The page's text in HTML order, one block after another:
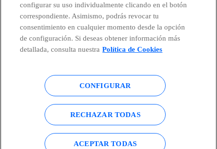
Canal de Denuncias
Centro Global Transparencia
© Telefónica S.A. Configurar cookies
Política de cookies Aviso legal
Accesibilidad Política de privacidad
configurar su uso individualmente clicando en el botón
correspondiente. Asimismo, podrás revocar tu
consentimiento en cualquier momento desde la opción
de configuración. Si deseas obtener información más
detallada, consulta nuestra Política de Cookies
CONFIGURAR
RECHAZAR TODAS
ACEPTAR TODAS